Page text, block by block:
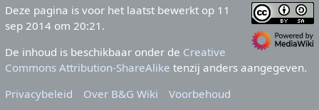
Deze pagina is voor het laatst bewerkt op 11
sep 2014 om 20:21.
De inhoud is beschikbaar onder de Creative
Commons Attribution-ShareAlike tenzij anders aangegeven.
Privacybeleid
Over B&G Wiki Voorbehoud